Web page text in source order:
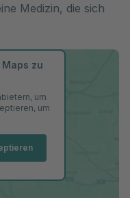
zu
um
um
Medizin, die sich